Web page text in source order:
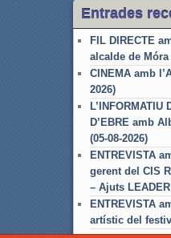
Entrades
FIL DIRECTE
alcalde de Móra
CINEMA amb
2026)
L’INFORMATIU
D’EBRE amb
(05-08-2026)
ENTREVISTA
gerent del CIS
– Ajuts
ENTREVISTA
artístic del